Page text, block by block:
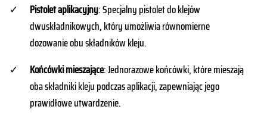
Pistolet aplikacyjny: Specjalny pistolet do klejów
dwuskładnikowych, który umożliwia równomierne
dozowanie obu składników kleju.
Końcówki mieszające: Jednorazowe końcówki, które mieszają
oba składniki kleju podczas aplikacji, zapewniając jego
prawidłowe utwardzenie.